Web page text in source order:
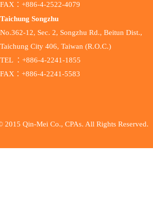
FAX：+886-4-2522-4079
Taichung Songzhu
No.362-12, Sec. 2, Songzhu Rd., Beitun Dist.,
Taichung City 406, Taiwan (R.O.C.)
TEL ：+886-4-2241-1855
FAX：+886-4-2241-5583
2015 Qin-Mei Co., CPAs. All Rights Reserved.